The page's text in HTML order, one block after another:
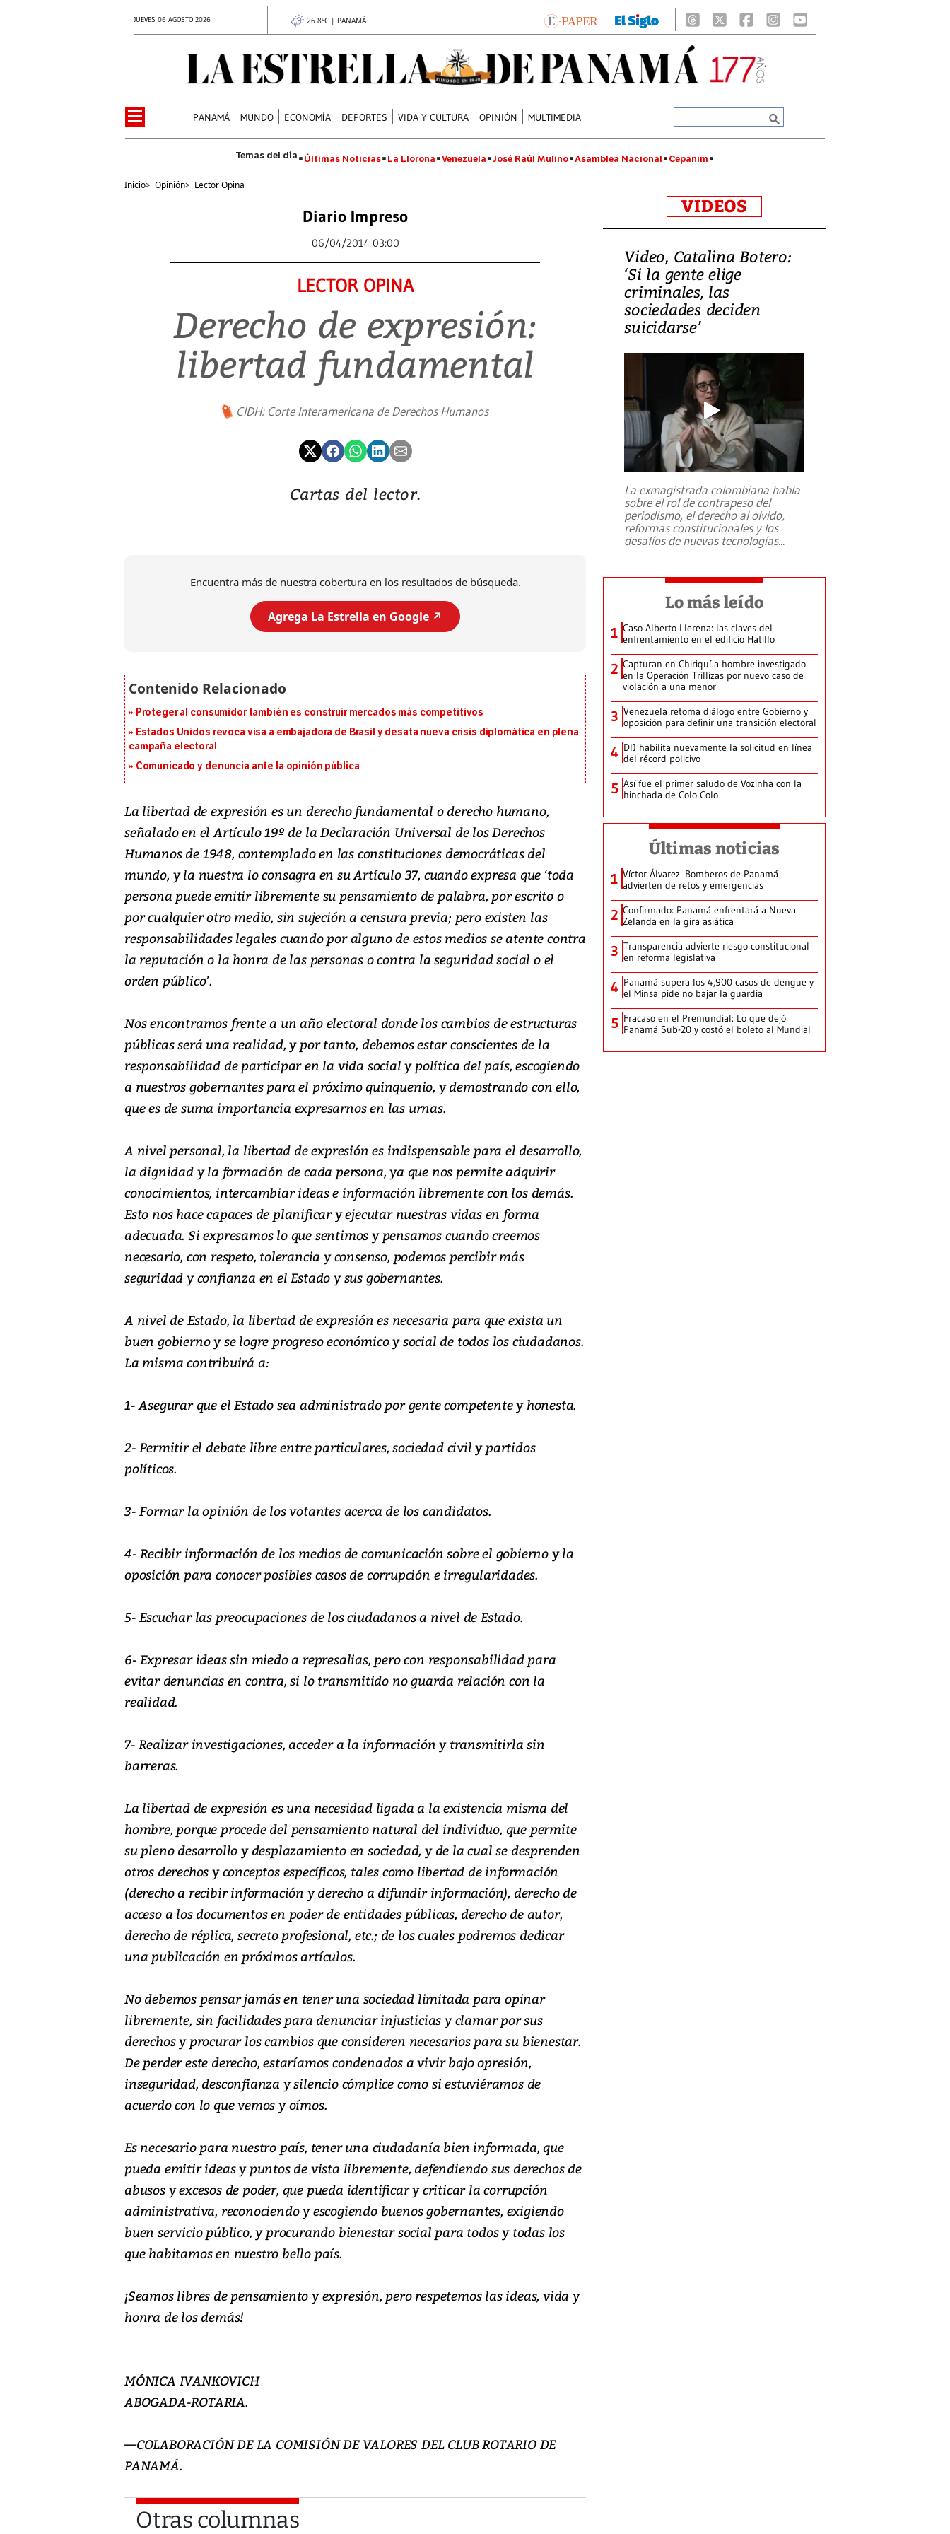
JUEVES 06 AGOSTO 2026 26.8°C | PANAMÁ
PANAMÁ MUNDO ECONOMÍA DEPORTES VIDA Y CULTURA OPINIÓN MULTIMEDIA
Últimas Noticias La Llorona Venezuela José Raúl Mulino Asamblea Nacional Cepanim
Inicio> Opinión> Lector Opina
Diario Impreso
06/04/2014 03:00
LECTOR OPINA
Derecho de expresión:
libertad fundamental
CIDH: Corte Interamericana de Derechos Humanos
Cartas del lector.
Encuentra más de nuestra cobertura en los resultados de búsqueda.
Agrega La Estrella en Google ↗️
Proteger al consumidor también es construir mercados más competitivos
Estados Unidos revoca visa a embajadora de Brasil y desata nueva crisis diplomática en plena
campaña electoral
Comunicado y denuncia ante la opinión pública
La libertad de expresión es un derecho fundamental o derecho humano,
señalado en el Artículo 19º de la Declaración Universal de los Derechos
Humanos de 1948, contemplado en las constituciones democráticas del
mundo, y la nuestra lo consagra en su Artículo 37, cuando expresa que ‘toda
persona puede emitir libremente su pensamiento de palabra, por escrito o
por cualquier otro medio, sin sujeción a censura previa; pero existen las
responsabilidades legales cuando por alguno de estos medios se atente contra
la reputación o la honra de las personas o contra la seguridad social o el
orden público’.
Nos encontramos frente a un año electoral donde los cambios de estructuras
públicas será una realidad, y por tanto, debemos estar conscientes de la
responsabilidad de participar en la vida social y política del país, escogiendo
a nuestros gobernantes para el próximo quinquenio, y demostrando con ello,
que es de suma importancia expresarnos en las urnas.
A nivel personal, la libertad de expresión es indispensable para el desarrollo,
la dignidad y la formación de cada persona, ya que nos permite adquirir
conocimientos, intercambiar ideas e información libremente con los demás.
Esto nos hace capaces de planificar y ejecutar nuestras vidas en forma
adecuada. Si expresamos lo que sentimos y pensamos cuando creemos
necesario, con respeto, tolerancia y consenso, podemos percibir más
seguridad y confianza en el Estado y sus gobernantes.
A nivel de Estado, la libertad de expresión es necesaria para que exista un
buen gobierno y se logre progreso económico y social de todos los ciudadanos.
La misma contribuirá a:
1- Asegurar que el Estado sea administrado por gente competente y honesta.
2- Permitir el debate libre entre particulares, sociedad civil y partidos
políticos.
3- Formar la opinión de los votantes acerca de los candidatos.
4- Recibir información de los medios de comunicación sobre el gobierno y la
oposición para conocer posibles casos de corrupción e irregularidades.
5- Escuchar las preocupaciones de los ciudadanos a nivel de Estado.
6- Expresar ideas sin miedo a represalias, pero con responsabilidad para
evitar denuncias en contra, si lo transmitido no guarda relación con la
realidad.
7- Realizar investigaciones, acceder a la información y transmitirla sin
barreras.
La libertad de expresión es una necesidad ligada a la existencia misma del
hombre, porque procede del pensamiento natural del individuo, que permite
su pleno desarrollo y desplazamiento en sociedad, y de la cual se desprenden
otros derechos y conceptos específicos, tales como libertad de información
(derecho a recibir información y derecho a difundir información), derecho de
acceso a los documentos en poder de entidades públicas, derecho de autor,
derecho de réplica, secreto profesional, etc.; de los cuales podremos dedicar
una publicación en próximos artículos.
No debemos pensar jamás en tener una sociedad limitada para opinar
libremente, sin facilidades para denunciar injusticias y clamar por sus
derechos y procurar los cambios que consideren necesarios para su bienestar.
De perder este derecho, estaríamos condenados a vivir bajo opresión,
inseguridad, desconfianza y silencio cómplice como si estuviéramos de
acuerdo con lo que vemos y oímos.
Es necesario para nuestro país, tener una ciudadanía bien informada, que
pueda emitir ideas y puntos de vista libremente, defendiendo sus derechos de
abusos y excesos de poder, que pueda identificar y criticar la corrupción
administrativa, reconociendo y escogiendo buenos gobernantes, exigiendo
buen servicio público, y procurando bienestar social para todos y todas los
que habitamos en nuestro bello país.
¡Seamos libres de pensamiento y expresión, pero respetemos las ideas, vida y
honra de los demás!
MÓNICA IVANKOVICH
ABOGADA-ROTARIA.
—COLABORACIÓN DE LA COMISIÓN DE VALORES DEL CLUB ROTARIO DE
PANAMÁ.
Otras columnas
VIDEOS
Video, Catalina Botero:
‘Si la gente elige
criminales, las
sociedades deciden
suicidarse’
La exmagistrada colombiana habla
sobre el rol de contrapeso del
periodismo, el derecho al olvido,
reformas constitucionales y los
desafíos de nuevas tecnologías...
Lo más leído
1 Caso Alberto Llerena: las claves del
enfrentamiento en el edificio Hatillo
2 Capturan en Chiriquí a hombre investigado
en la Operación Trillizas por nuevo caso de
violación a una menor
3 Venezuela retoma diálogo entre Gobierno y
oposición para definir una transición electoral
4 DIJ habilita nuevamente la solicitud en línea
del récord policivo
5 Así fue el primer saludo de Vozinha con la
hinchada de Colo Colo
Últimas noticias
1 Víctor Álvarez: Bomberos de Panamá
advierten de retos y emergencias
2 Confirmado: Panamá enfrentará a Nueva
Zelanda en la gira asiática
3 Transparencia advierte riesgo constitucional
en reforma legislativa
4 Panamá supera los 4,900 casos de dengue y
el Minsa pide no bajar la guardia
5 Fracaso en el Premundial: Lo que dejó
Panamá Sub-20 y costó el boleto al Mundial